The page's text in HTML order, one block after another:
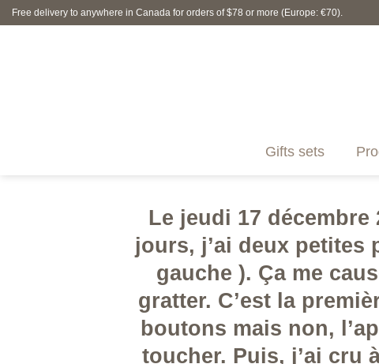
Skip
to
Free delivery to anywhere in Canada for orders of $78 or more (Europe: €70).
Gifts sets
Le jeudi 17
jours, j’ai deux petites
gauche ). Ça me
gratter. C’est la
boutons mais non,
toucher. Puis, j’ai cru